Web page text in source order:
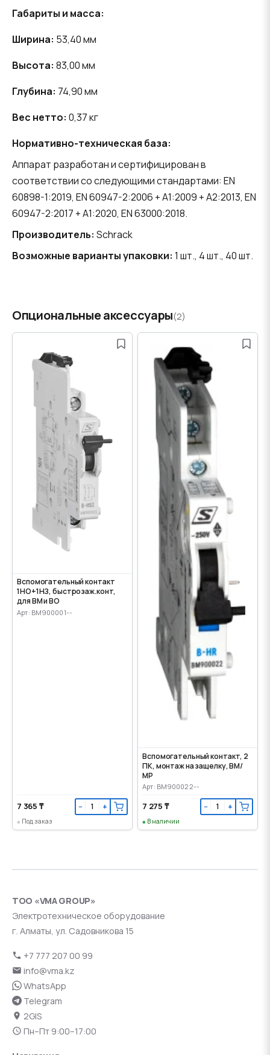
Габариты и масса:
Ширина: 53,40 мм
Высота: 83,00 мм
Глубина: 74,90 мм
Вес нетто: 0,37 кг
Нормативно-техническая база:
Аппарат разработан и сертифицирован в
соответствии со следующими стандартами: EN
60898-1:2019, EN 60947-2:2006 + A1:2009 + A2:2013, EN
60947-2:2017 + A1:2020, EN 63000:2018.
Производитель: Schrack
Возможные варианты упаковки: 1 шт., 4 шт., 40 шт.
Опциональные аксессуары(2)
Вспомогательный контакт
1НО+1НЗ, быстрозаж.конт,
для ВМ и ВО
Арт: BM900001--
7 365 ₸ − +
Под заказ
Вспомогательный контакт, 2
ПК, монтаж на защелку, ВМ/
МР
Арт: BM900022--
7 275 ₸ − +
В наличии
ТОО «VMA GROUP»
Электротехническое оборудование
г. Алматы, ул. Садовникова 15
+7 777 207 00 99
info@vma.kz
WhatsApp
Telegram
2GIS
Пн–Пт 9:00–17:00